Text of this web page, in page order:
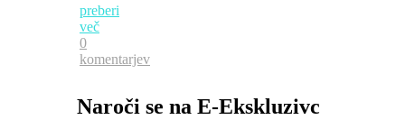
preberi
več
0
komentarjev
Naroči se na E-Ekskluzivc